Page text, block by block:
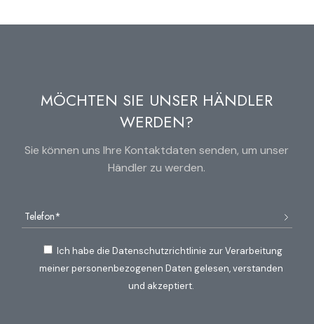
MÖCHTEN SIE UNSER HÄNDLER
WERDEN?
Sie können uns Ihre Kontaktdaten senden, um unser
Händler zu werden.
Ich habe die Datenschutzrichtlinie zur Verarbeitung
meiner personenbezogenen Daten gelesen, verstanden
und akzeptiert.